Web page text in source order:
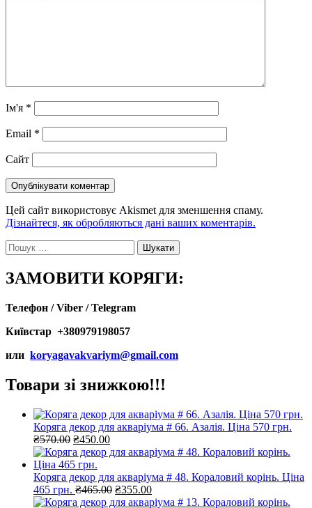
Ім'я *
Email *
Сайт
Цей сайт використовує Akismet для зменшення спаму.
Дізнайтеся, як обробляються дані ваших коментарів.
Пошук:
ЗАМОВИТИ КОРЯГИ:
Телефон / Viber / Telegram
Київстар +380979198057
или koryagavakvariym@gmail.com
Товари зі знижкою!!!
Коряга декор для акваріума # 66. Азалія. Ціна 570 грн.
₴570.00 Оригінальна
ціна:
₴570.00.
₴450.00Поточна
ціна:
Коряга декор для акваріума # 48. Кораловий корінь. Ціна
465 грн. ₴465.00 Оригінальна
ціна:
₴355.00Поточна
ціна: